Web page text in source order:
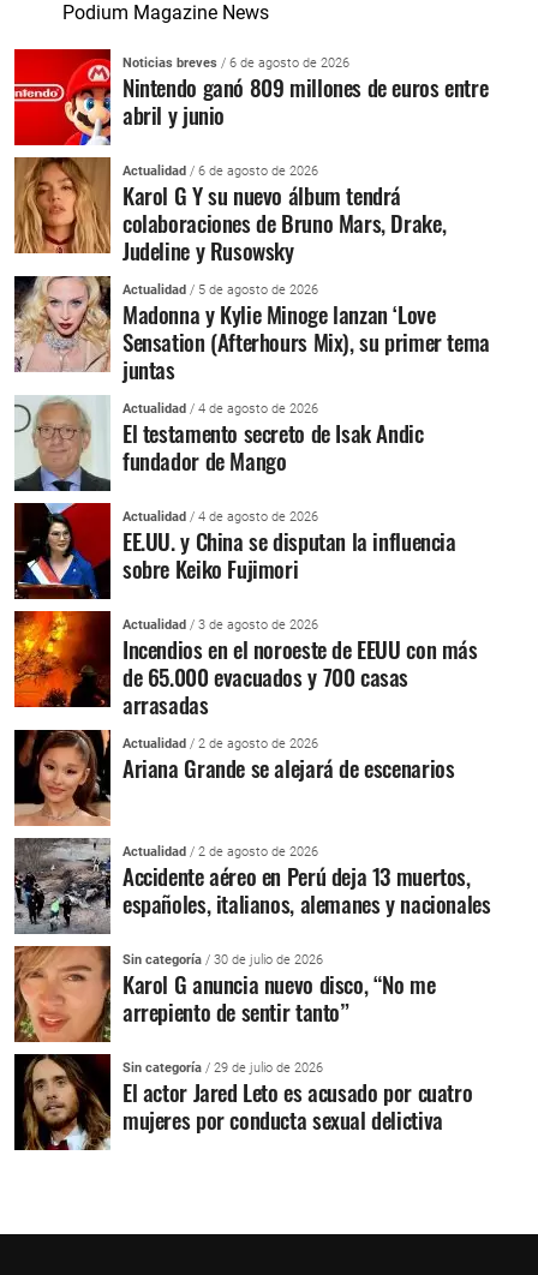
Podium Magazine News
Noticias breves / 6 de agosto de 2026
Nintendo ganó 809 millones de euros entre
abril y junio
Actualidad / 6 de agosto de 2026
Karol G Y su nuevo álbum tendrá
colaboraciones de Bruno Mars, Drake,
Judeline y Rusowsky
Actualidad / 5 de agosto de 2026
Madonna y Kylie Minoge lanzan ‘Love
Sensation (Afterhours Mix), su primer tema
juntas
Actualidad / 4 de agosto de 2026
El testamento secreto de Isak Andic
fundador de Mango
Actualidad / 4 de agosto de 2026
EE.UU. y China se disputan la influencia
sobre Keiko Fujimori
Actualidad / 3 de agosto de 2026
Incendios en el noroeste de EEUU con más
de 65.000 evacuados y 700 casas
arrasadas
Actualidad / 2 de agosto de 2026
Ariana Grande se alejará de escenarios
Actualidad / 2 de agosto de 2026
Accidente aéreo en Perú deja 13 muertos,
españoles, italianos, alemanes y nacionales
Sin categoría / 30 de julio de 2026
Karol G anuncia nuevo disco, “No me
arrepiento de sentir tanto”
Sin categoría / 29 de julio de 2026
El actor Jared Leto es acusado por cuatro
mujeres por conducta sexual delictiva